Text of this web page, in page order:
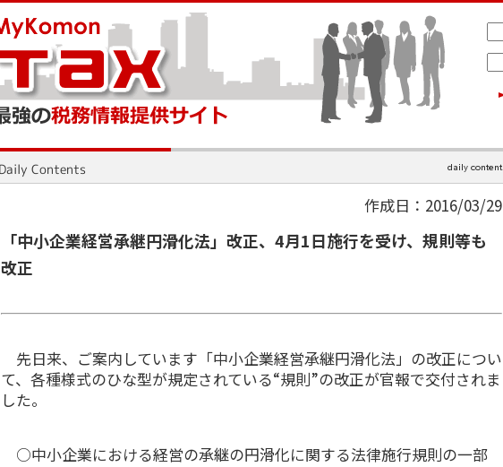
作成日：2016/03/29
「中小企業経営承継円滑化法」改正、4月1日施行を受け、規則等も
改正
先日来、ご案内しています「中小企業経営承継円滑化法」の改正につい
て、各種様式のひな型が規定されている“規則”の改正が官報で交付されま
した。
○中小企業における経営の承継の円滑化に関する法律施行規則の一部